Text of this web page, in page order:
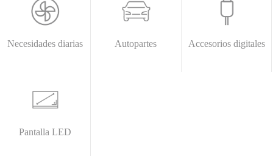
Necesidades diarias Autopartes Accesorios digitales
Pantalla LED